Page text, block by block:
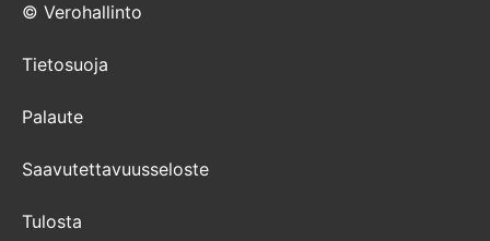
© Verohallinto
Tietosuoja
Palaute
Saavutettavuusseloste
Tulosta